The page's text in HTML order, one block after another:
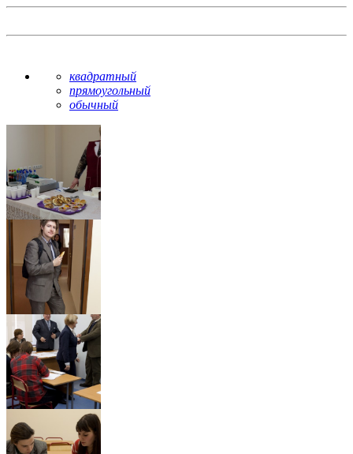
квадратный
прямоугольный
обычный